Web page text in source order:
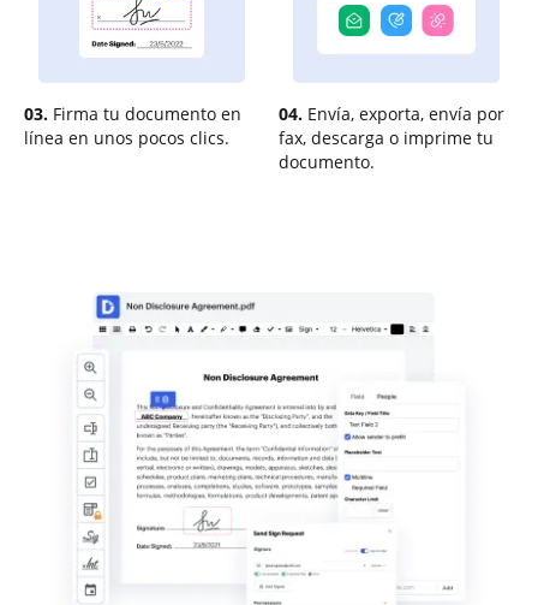
03. Firma tu documento en
línea en unos pocos clics.
04. Envía, exporta, envía por
fax, descarga o imprime tu
documento.